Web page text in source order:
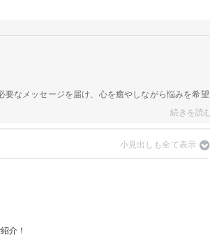
なメッセージを届け、心を癒やしながら悩みを希望
介！